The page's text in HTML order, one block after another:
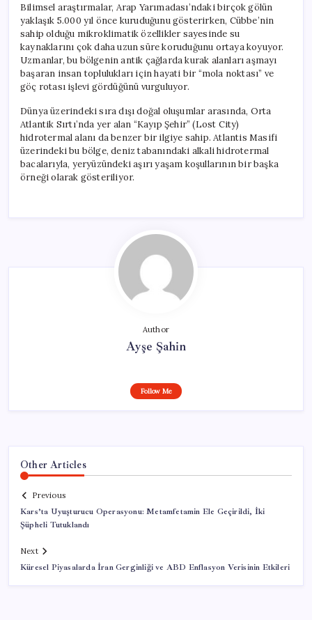
Bilimsel araştırmalar, Arap Yarımadası’ndaki birçok gölün
yaklaşık 5.000 yıl önce kuruduğunu gösterirken, Cübbe’nin
sahip olduğu mikroklimatik özellikler sayesinde su
kaynaklarını çok daha uzun süre koruduğunu ortaya koyuyor.
Uzmanlar, bu bölgenin antik çağlarda kurak alanları aşmayı
başaran insan toplulukları için hayati bir “mola noktası” ve
göç rotası işlevi gördüğünü vurguluyor.
Dünya üzerindeki sıra dışı doğal oluşumlar arasında, Orta
Atlantik Sırtı’nda yer alan “Kayıp Şehir” (Lost City)
hidrotermal alanı da benzer bir ilgiye sahip. Atlantis Masifi
üzerindeki bu bölge, deniz tabanındaki alkali hidrotermal
bacalarıyla, yeryüzündeki aşırı yaşam koşullarının bir başka
örneği olarak gösteriliyor.
Author
Ayşe Şahin
Follow Me
Other Articles
Previous
Kars’ta Uyuşturucu Operasyonu: Metamfetamin Ele Geçirildi, İki
Şüpheli Tutuklandı
Next
Küresel Piyasalarda İran Gerginliği ve ABD Enflasyon Verisinin Etkileri